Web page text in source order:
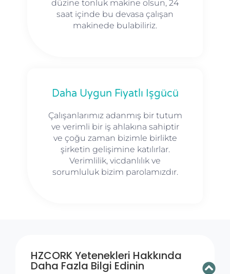
düzine tonluk makine olsun, 24
saat içinde bu devasa çalışan
makinede bulabiliriz.
Daha Uygun Fiyatlı Işgücü
Çalışanlarımız adanmış bir tutum
ve verimli bir iş ahlakına sahiptir
ve çoğu zaman bizimle birlikte
şirketin gelişimine katılırlar.
Verimlilik, vicdanlılık ve
sorumluluk bizim parolamızdır.
HZCORK Yetenekleri Hakkında
Daha Fazla Bilgi Edinin